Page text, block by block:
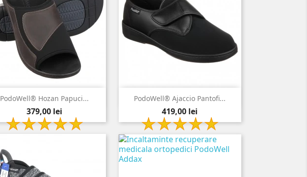
PodoWell® Hozan Papuci...
Pret
379,00 lei
 Vizualizare rapida
maro
PodoWell® Ajaccio Pantofi...
Pret
419,00 lei
 Vizualizare rapida
negru